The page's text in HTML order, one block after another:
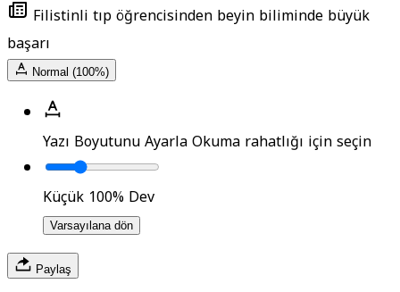
Filistinli tıp öğrencisinden beyin biliminde büyük
başarı
Normal (100%)
Yazı Boyutunu AyarlaOkuma rahatlığı için seçin
Küçük 100%Dev
Varsayılana dön
Paylaş